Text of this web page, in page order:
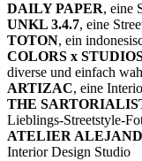
DAILY PAPER, eine
UNKL 3.4.7, eine
TOTON, ein
COLORS x
diverse und einfach
ARTIZAC, eine
THE
Lieblings-Streetstyle-
ATELIER
Interior Design Studio